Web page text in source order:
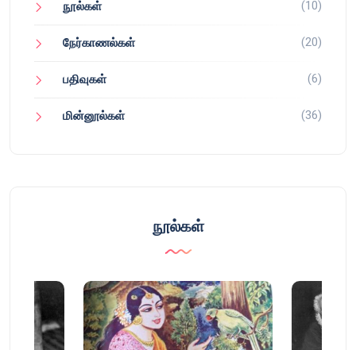
நூல்கள் (10)
நேர்காணல்கள் (20)
பதிவுகள் (6)
மின்னூல்கள் (36)
நூல்கள்